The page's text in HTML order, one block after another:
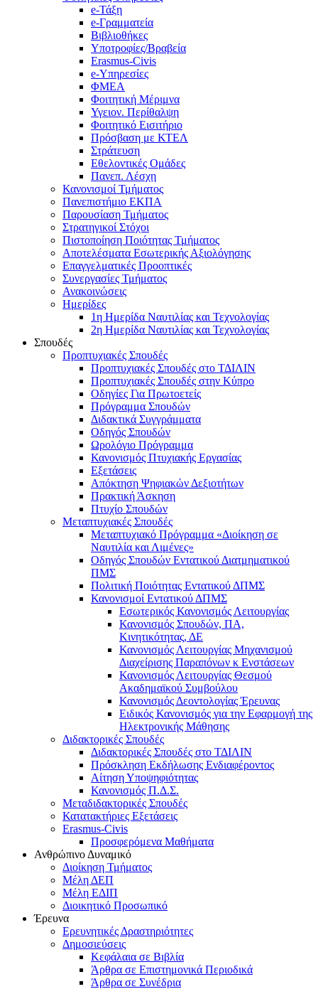
e-Τάξη
e-Γραμματεία
Βιβλιοθήκες
Υποτροφίες/Βραβεία
Erasmus-Civis
e-Υπηρεσίες
ΦΜΕΑ
Φοιτητική Μέριμνα
Υγειον. Περίθαλψη
Φοιτητικό Εισιτήριο
Πρόσβαση με ΚΤΕΛ
Στράτευση
Εθελοντικές Ομάδες
Πανεπ. Λέσχη
Κανονισμοί Τμήματος
Πανεπιστήμιο ΕΚΠΑ
Παρουσίαση Τμήματος
Στρατηγικοί Στόχοι
Πιστοποίηση Ποιότητας Τμήματος
Αποτελέσματα Εσωτερικής Αξιολόγησης
Επαγγελματικές Προοπτικές
Συνεργασίες Τμήματος
Ανακοινώσεις
Ημερίδες
1η Ημερίδα Ναυτιλίας και Τεχνολογίας
2η Ημερίδα Ναυτιλίας και Τεχνολογίας
Σπουδές
Προπτυχιακές Σπουδές
Προπτυχιακές Σπουδές στο ΤΔΙΛΙΝ
Προπτυχιακές Σπουδές στην Κύπρο
Οδηγίες Για Πρωτοετείς
Πρόγραμμα Σπουδών
Διδακτικά Συγγράμματα
Οδηγός Σπουδών
Ωρολόγιο Πρόγραμμα
Κανονισμός Πτυχιακής Εργασίας
Εξετάσεις
Απόκτηση Ψηφιακών Δεξιοτήτων
Πρακτική Άσκηση
Πτυχίο Σπουδών
Μεταπτυχιακές Σπουδές
Μεταπτυχιακό Πρόγραμμα «Διοίκηση σε
Ναυτιλία και Λιμένες»
Οδηγός Σπουδών Εντατικού Διατμηματικού
ΠΜΣ
Πολιτική Ποιότητας Εντατικού ΔΠΜΣ
Κανονισμοί Εντατικού ΔΠΜΣ
Εσωτερικός Κανονισμός Λειτουργίας
Κανονισμός Σπουδών, ΠΑ,
Κινητικότητας, ΔΕ
Κανονισμός Λειτουργίας Μηχανισμού
Διαχείρισης Παραπόνων κ Ενστάσεων
Κανονισμός Λειτουργίας Θεσμού
Ακαδημαϊκού Συμβούλου
Κανονισμός Δεοντολογίας Έρευνας
Ειδικός Κανονισμός για την Εφαρμογή της
Ηλεκτρονικής Μάθησης
Διδακτορικές Σπουδές
Διδακτορικές Σπουδές στο ΤΔΙΛΙΝ
Πρόσκληση Εκδήλωσης Ενδιαφέροντος
Αίτηση Υποψηφιότητας
Κανονισμός Π.Δ.Σ.
Μεταδιδακτορικές Σπουδές
Κατατακτήριες Εξετάσεις
Erasmus-Civis
Προσφερόμενα Μαθήματα
Ανθρώπινο Δυναμικό
Διοίκηση Τμήματος
Μέλη ΔΕΠ
Μέλη ΕΔΙΠ
Διοικητικό Προσωπικό
Έρευνα
Ερευνητικές Δραστηριότητες
Δημοσιεύσεις
Κεφάλαια σε Βιβλία
Άρθρα σε Επιστημονικά Περιοδικά
Άρθρα σε Συνέδρια